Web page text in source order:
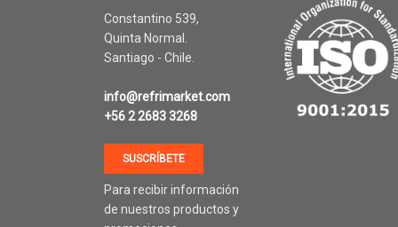
Constantino 539,
Quinta Normal.
Santiago - Chile.
info@refrimarket.com
+56 2 2683 3268
SUSCRÍBETE
Para recibir información
de nuestros productos y